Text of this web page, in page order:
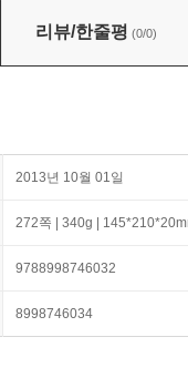
리뷰/한줄평 (0/0)
2013년 10월 01일
272쪽 | 340g |
9788998746032
8998746034